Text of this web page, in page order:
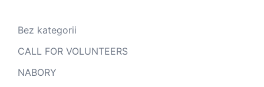
Bez kategorii
CALL FOR VOLUNTEERS
NABORY